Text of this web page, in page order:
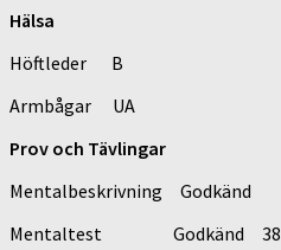
Hälsa
Höftleder B
Armbågar UA
Prov och Tävlingar
Mentalbeskrivning Godkänd
Mentaltest Godkänd 382